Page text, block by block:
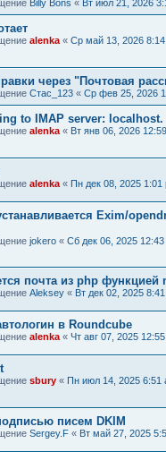
Billy Bons « Вт июл 21, 2026
alenka « Ср май 13, 2026
через "Почтовая
Стас_123 « Ср фев 25, 2026
to IMAP server: localhost.
alenka « Вт янв 06, 2026
alenka « Пн дек 08, 2025 1:01
Exim/
jokero « Сб дек 06, 2025 12:43
почта из php функцией
Aleksey « Вт дек 02, 2025
в Roundcube
alenka « Чт авг 07, 2025
sbury « Пн июл 14, 2025 6:51
писем DKIM
Sergey.F « Вт май 27, 2025